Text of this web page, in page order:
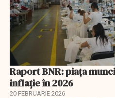
Raport BNR: piața
inflație în 2026
20 FEBRUARIE 2026